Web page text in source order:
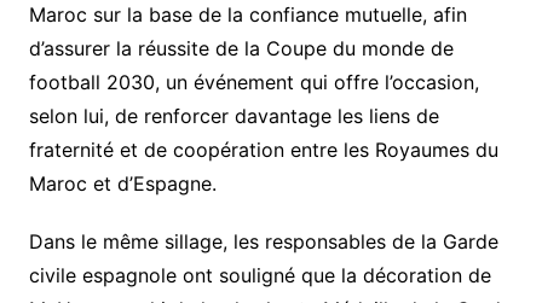
Maroc sur la base de la confiance mutuelle, afin
d’assurer la réussite de la Coupe du monde de
football 2030, un événement qui offre l’occasion,
selon lui, de renforcer davantage les liens de
fraternité et de coopération entre les Royaumes du
Maroc et d’Espagne.
Dans le même sillage, les responsables de la Garde
civile espagnole ont souligné que la décoration de